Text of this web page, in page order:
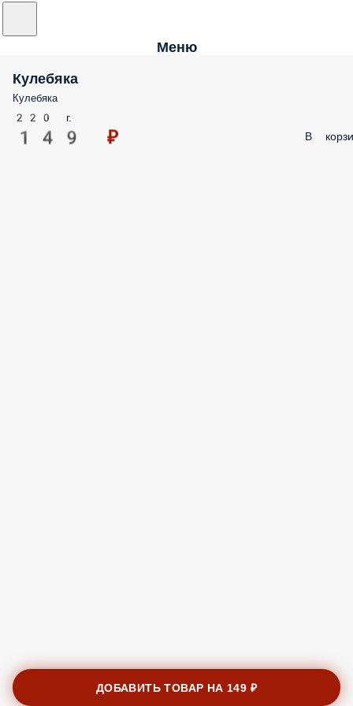
Меню
Кулебяка
Кулебяка
220 г.
149 ₽ В
ДОБАВИТЬ ТОВАР НА 149 ₽